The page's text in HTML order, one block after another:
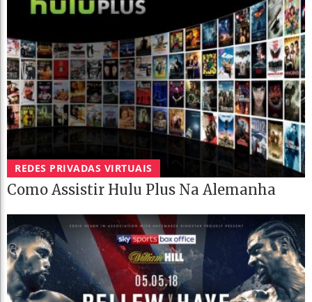
REDES PRIVADAS VIRTUAIS
Como Assistir Hulu Plus Na Alemanha